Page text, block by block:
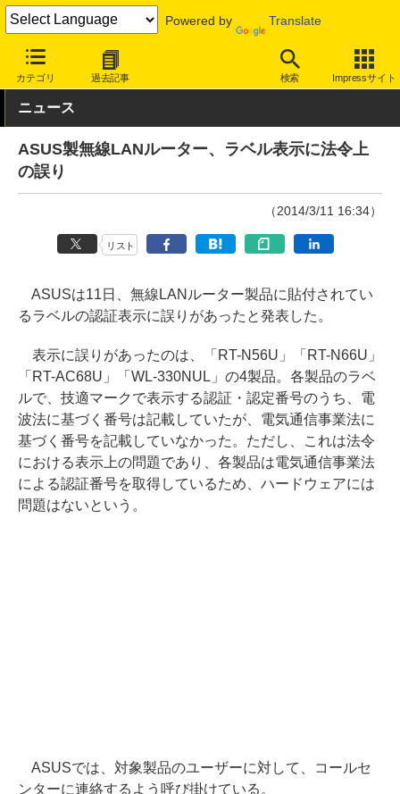
Powered by Translate
カテゴリ 過去記事 検索 Impressサイト
INTERNET Watch ハードウェア 無線LAN
ニュース
ASUS製無線LANルーター、ラベル表示に法令上
の誤り
（2014/3/11 16:34）
リスト
ASUSは11日、無線LANルーター製品に貼付されてい
るラベルの認証表示に誤りがあったと発表した。
表示に誤りがあったのは、「RT-N56U」「RT-N66U」
「RT-AC68U」「WL-330NUL」の4製品。各製品のラベ
ルで、技適マークで表示する認証・認定番号のうち、電
波法に基づく番号は記載していたが、電気通信事業法に
基づく番号を記載していなかった。ただし、これは法令
における表示上の問題であり、各製品は電気通信事業法
による認証番号を取得しているため、ハードウェアには
問題はないという。
ASUSでは、対象製品のユーザーに対して、コールセ
ンターに連絡するよう呼び掛けている。